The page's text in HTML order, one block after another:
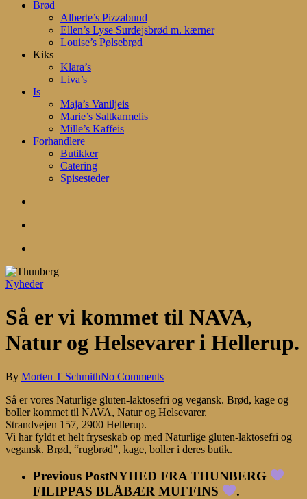
Brød
Alberte’s Pizzabund
Ellen’s Lyse Surdejsbrød m. kærner
Louise’s Pølsebrød
Kiks
Klara’s
Liva’s
Is
Maja’s Vaniljeis
Marie’s Saltkarmelis
Mille’s Kaffeis
Forhandlere
Butikker
Catering
Spisesteder
Nyheder
Så er vi kommet til NAVA,
Natur og Helsevarer i Hellerup.
By Morten T SchmithNo Comments
Så er vores Naturlige gluten-laktosefri og vegansk. Brød, kage og
boller kommet til NAVA, Natur og Helsevarer.
Strandvejen 157, 2900 Hellerup.
Vi har fyldt et helt fryseskab op med Naturlige gluten-laktosefri og
vegansk. Brød, “rugbrød”, kage, boller i deres butik.
Previous PostNYHED FRA THUNBERG
FILIPPAS BLÅBÆR MUFFINS
.